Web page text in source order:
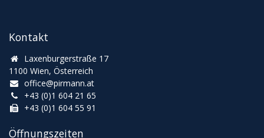
Kontakt
Laxenburgerstraße 17
1100 Wien, Österreich
office@pirmann.at
+43 (0)1 604 21 65
+43 (0)1 604 55 91
Öffnungszeiten